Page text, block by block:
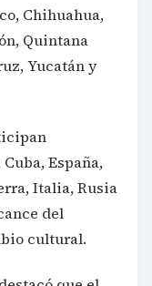
Chihuahua,
Quintana
Yucatán y
España,
Italia, Rusia
del
cultural.